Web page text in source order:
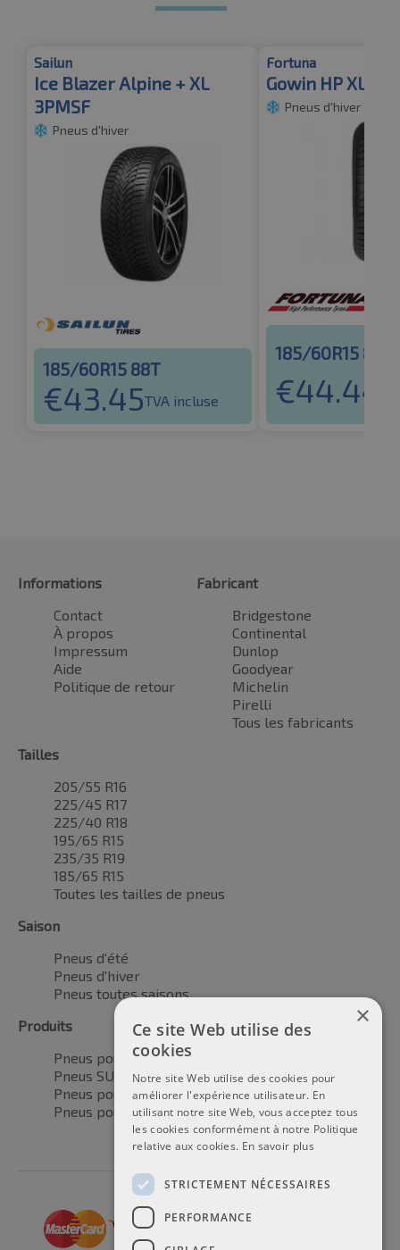
Sailun
Ice Blazer Alpine + XL
3PMSF
Pneus d'hiver
185/60R15 88T
€43.45TVA incluse
Fortuna
Gowin HP XL
Pneus d'hiver
185/60R15 88T
€44.44
Informations
Contact
À propos
Impressum
Aide
Politique de retour
Fabricant
Bridgestone
Continental
Dunlop
Goodyear
Michelin
Pirelli
Tous les fabricants
Tailles
205/55 R16
225/45 R17
225/40 R18
195/65 R15
235/35 R19
185/65 R15
Toutes les tailles de pneus
Saison
Pneus d'été
Pneus d'hiver
Pneus toutes saisons
Produits
Pneus pour voitures
Pneus SUV / 4x4
Pneus pour camionnettes
Pneus pour motos
×
Ce site Web utilise des
cookies
Notre site Web utilise des cookies pour
améliorer l'expérience utilisateur. En
utilisant notre site Web, vous acceptez tous
les cookies conformément à notre Politique
relative aux cookies. En savoir plus
STRICTEMENT NÉCESSAIRES
PERFORMANCE